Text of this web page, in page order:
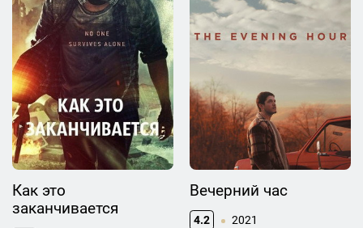
Как это
заканчивается
Вечерний час
4.2 2021